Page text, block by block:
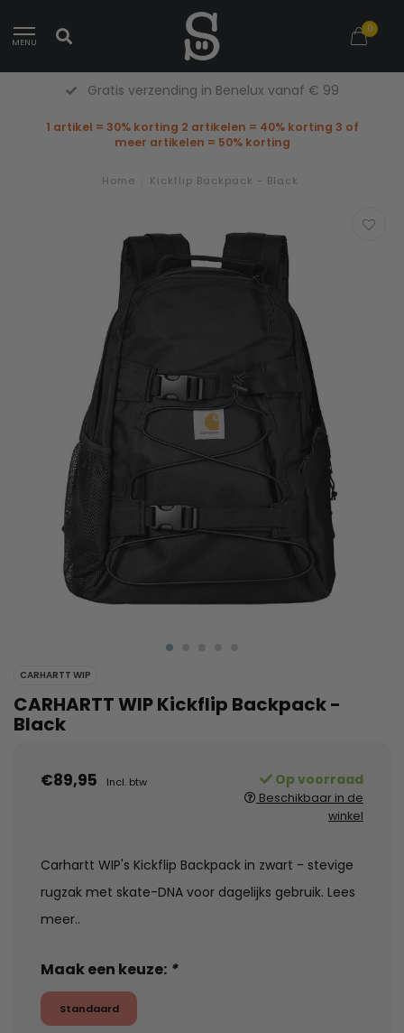
MENU
0
Gratis verzending in Benelux vanaf € 99
1 artikel = 30% korting 2 artikelen = 40% korting 3 of
meer artikelen = 50% korting
Home Kickflip Backpack - Black
CARHARTT WIP
CARHARTT WIP Kickflip Backpack -
Black
€89,95 Incl. btw Op voorraad
Beschikbaar in de
winkel
Carhartt WIP's Kickflip Backpack in zwart - stevige
rugzak met skate-DNA voor dagelijks gebruik. Lees
meer..
Maak een keuze: *
Standaard